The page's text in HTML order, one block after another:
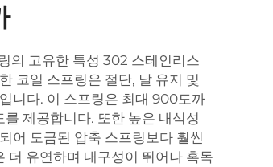
의 고유한 특성 302 스테인리스
코일 스프링은 절단, 날 유지 및
니다. 이 스프링은 최대 900도까
제공합니다. 또한 높은 내식성
어 도금된 압축 스프링보다 훨씬
더 유연하며 내구성이 뛰어나 혹독